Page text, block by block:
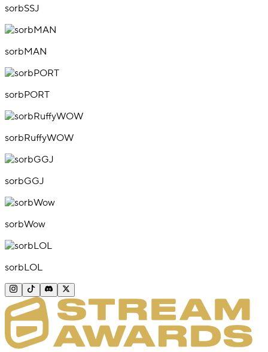
sorbSSJ
sorbMAN
sorbPORT
sorbRuffyWOW
sorbGGJ
sorbWow
sorbLOL